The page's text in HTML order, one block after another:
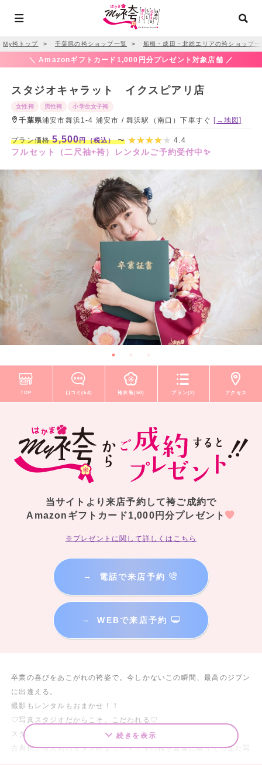
My袴トップ ＞ 千葉県の袴ショップ一覧 ＞ 船橋・成田・北総エリアの袴ショップ一
＼ Amazonギフトカード1,000円分プレゼント対象店舗 ／
スタジオキャラット イクスピアリ店
女性袴 男性袴 小学生女子袴
千葉県浦安市舞浜1-4 浦安市 / 舞浜駅（南口）下車すぐ[→地図]
プラン価格5,500円（税込）〜 4.4
フルセット（二尺袖+袴）レンタルご予約受付中✨
TOP 口コミ(64) 袴衣装(50) プラン(2) アクセス
当サイトより来店予約して袴ご成約で
Amazonギフトカード1,000円分プレゼント
※プレゼントに関して詳しくはこちら
→ 電話で来店予約
→ WEBで来店予約
卒業の喜びをあこがれの袴姿で。今しかないこの瞬間、最高のジブン
に出逢える。
撮影もレンタルもおまかせ！！
♡写真スタジオだからこそ、こだわれる♡
スタジオキャラットはスタジオ撮影はもちろん
古典柄から人気のモダン柄までイマドキの袴を豊富に取りそろえた写
続きを表示